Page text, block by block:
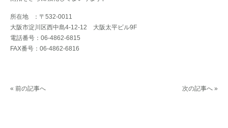
所在地 ：〒532-0011
大阪市淀川区西中島4-12-12 大阪太平ビル9F
電話番号：06-4862-6815
FAX番号：06-4862-6816
次の記事へ »
« 前の記事へ